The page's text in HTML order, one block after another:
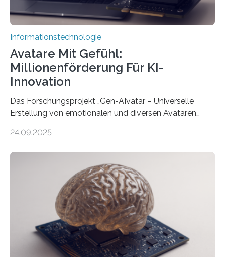
Informationstechnologie
Avatare Mit Gefühl:
Millionenförderung Für KI-
Innovation
Das Forschungsprojekt „Gen-AIvatar – Universelle
Erstellung von emotionalen und diversen Avataren
Förderung in Höhe von rund 2 Millionen Euro. Dabei
der MindPort GmbH eine neuartige, KI-gestützte
Lösung zur Erzeugung von Emotionen für realistische
Avatare. Gen-AIvatar entwickelt innovative und
kosteneffiziente Methoden, um lebensechte Avatare zu
erstellen. „Besonders wichtig ist uns eine ganzheitliche
Animation, bei der Stimme, Körperbewegung, Gestik
und Mimik im Einklang sind…
24.09.2025